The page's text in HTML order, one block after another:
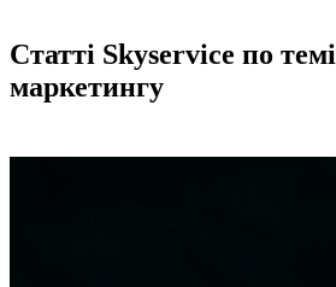
Статті Skyservice по темі
маркетингу